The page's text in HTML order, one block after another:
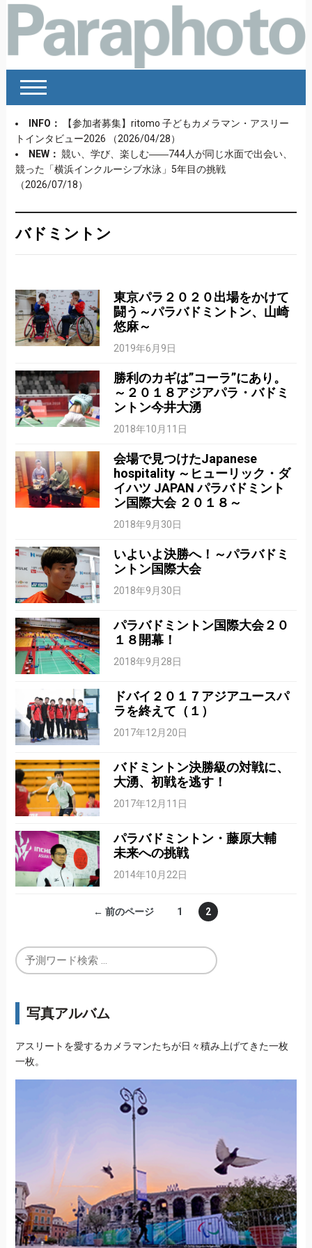
INFO：
【参加者募集】ritomo 子どもカメラマン・アスリー
トインタビュー2026
（2026/04/28）
NEW： 競い、学び、楽しむ――744人が同じ水面で出会い、
競った「横浜インクルーシブ水泳」5年目の挑戦
（2026/07/18）
バドミントン
東京パラ２０２０出場をかけて
闘う～パラバドミントン、山崎
悠麻～
2019年6月9日
勝利のカギは”コーラ”にあり。
～２０１８アジアパラ・バドミ
ントン今井大湧
2018年10月11日
会場で見つけたJapanese
hospitality ～ヒューリック・ダ
イハツ JAPAN パラバドミント
ン国際大会 ２０１８～
2018年9月30日
いよいよ決勝へ！～パラバドミ
ントン国際大会
2018年9月30日
パラバドミントン国際大会２０
１８開幕！
2018年9月28日
ドバイ２０１７アジアユースパ
ラを終えて（１）
2017年12月20日
バドミントン決勝級の対戦に、
大湧、初戦を逃す！
2017年12月11日
パラバドミントン・藤原大輔
未来への挑戦
2014年10月22日
← 前のページ 1 2
写真アルバム
アスリートを愛するカメラマンたちが日々積み上げてきた一枚
一枚。